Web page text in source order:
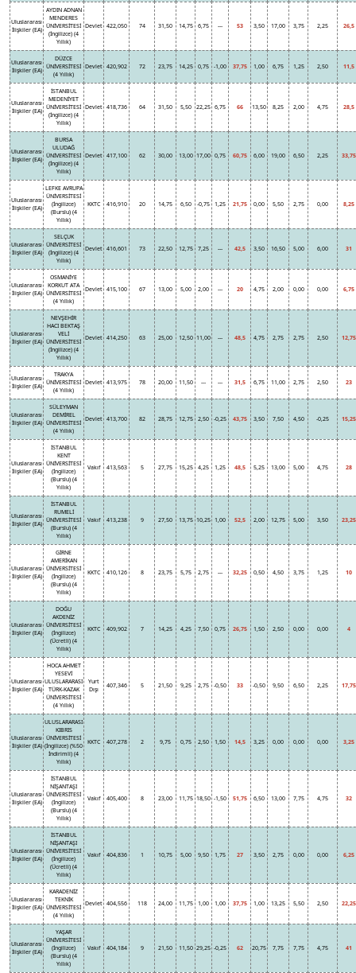
Uluslararası
İlişkiler (EA)
AYDIN ADNAN
MENDERES
ÜNİVERSİTESİ
(İngilizce) (4
Yıllık)
Devlet 422,050 74 31,50 14,75 6,75 --- 53 3,50 17,00 3,75 2,25 26,5
Uluslararası
İlişkiler (EA)
DÜZCE
ÜNİVERSİTESİ
(4 Yıllık)
Devlet 420,902 72 23,75 14,25 0,75 -1,00 37,75 1,00 6,75 1,25 2,50 11,5
Uluslararası
İlişkiler (EA)
İSTANBUL
MEDENİYET
ÜNİVERSİTESİ
(İngilizce) (4
Yıllık)
Devlet 418,736 64 31,50 5,50 22,25 6,75 66 13,50 8,25 2,00 4,75 28,5
Uluslararası
İlişkiler (EA)
BURSA
ULUDAĞ
ÜNİVERSİTESİ
(İngilizce) (4
Yıllık)
Devlet 417,100 62 30,00 13,00 17,00 0,75 60,75 6,00 19,00 6,50 2,25 33,75
Uluslararası
İlişkiler (EA)
LEFKE AVRUPA
ÜNİVERSİTESİ
(İngilizce)
(Burslu) (4
Yıllık)
KKTC 416,910 20 14,75 6,50 -0,75 1,25 21,75 0,00 5,50 2,75 0,00 8,25
Uluslararası
İlişkiler (EA)
SELÇUK
ÜNİVERSİTESİ
(İngilizce) (4
Yıllık)
Devlet 416,601 73 22,50 12,75 7,25 --- 42,5 3,50 16,50 5,00 6,00 31
Uluslararası
İlişkiler (EA)
OSMANİYE
KORKUT ATA
ÜNİVERSİTESİ
(4 Yıllık)
Devlet 415,100 67 13,00 5,00 2,00 --- 20 4,75 2,00 0,00 0,00 6,75
Uluslararası
İlişkiler (EA)
NEVŞEHİR
HACI BEKTAŞ
VELİ
ÜNİVERSİTESİ
(İngilizce) (4
Yıllık)
Devlet 414,250 63 25,00 12,50 11,00 --- 48,5 4,75 2,75 2,75 2,50 12,75
Uluslararası
İlişkiler (EA)
TRAKYA
ÜNİVERSİTESİ
(4 Yıllık)
Devlet 413,975 78 20,00 11,50 --- --- 31,5 6,75 11,00 2,75 2,50 23
Uluslararası
İlişkiler (EA)
SÜLEYMAN
DEMİREL
ÜNİVERSİTESİ
(4 Yıllık)
Devlet 413,700 82 28,75 12,75 2,50 -0,25 43,75 3,50 7,50 4,50 -0,25 15,25
Uluslararası
İlişkiler (EA)
İSTANBUL
KENT
ÜNİVERSİTESİ
(İngilizce)
(Burslu) (4
Yıllık)
Vakıf 413,563 5 27,75 15,25 4,25 1,25 48,5 5,25 13,00 5,00 4,75 28
Uluslararası
İlişkiler (EA)
İSTANBUL
RUMELİ
ÜNİVERSİTESİ
(Burslu) (4
Yıllık)
Vakıf 413,238 9 27,50 13,75 10,25 1,00 52,5 2,00 12,75 5,00 3,50 23,25
Uluslararası
İlişkiler (EA)
GİRNE
AMERİKAN
ÜNİVERSİTESİ
(İngilizce)
(Burslu) (4
Yıllık)
KKTC 410,126 8 23,75 5,75 2,75 --- 32,25 0,50 4,50 3,75 1,25 10
Uluslararası
İlişkiler (EA)
DOĞU
AKDENİZ
ÜNİVERSİTESİ
(İngilizce)
(Ücretli) (4
Yıllık)
KKTC 409,902 7 14,25 4,25 7,50 0,75 26,75 1,50 2,50 0,00 0,00 4
Uluslararası
İlişkiler (EA)
HOCA AHMET
YESEVİ
ULUSLARARASI
TÜRK-KAZAK
ÜNİVERSİTESİ
(4 Yıllık)
Yurt
Dışı
407,346 5 21,50 9,25 2,75 -0,50 33 -0,50 9,50 6,50 2,25 17,75
Uluslararası
İlişkiler (EA)
ULUSLARARASI
KIBRIS
ÜNİVERSİTESİ
(İngilizce) (%50
İndirimli) (4
Yıllık)
KKTC 407,278 2 9,75 0,75 2,50 1,50 14,5 3,25 0,00 0,00 0,00 3,25
Uluslararası
İlişkiler (EA)
İSTANBUL
NİŞANTAŞI
ÜNİVERSİTESİ
(İngilizce)
(Burslu) (4
Yıllık)
Vakıf 405,400 8 23,00 11,75 18,50 -1,50 51,75 6,50 13,00 7,75 4,75 32
Uluslararası
İlişkiler (EA)
İSTANBUL
NİŞANTAŞI
ÜNİVERSİTESİ
(İngilizce)
(Ücretli) (4
Yıllık)
Vakıf 404,836 1 10,75 5,00 9,50 1,75 27 3,50 2,75 0,00 0,00 6,25
Uluslararası
İlişkiler (EA)
KARADENİZ
TEKNİK
ÜNİVERSİTESİ
(4 Yıllık)
Devlet 404,556 118 24,00 11,75 1,00 1,00 37,75 1,00 13,25 5,50 2,50 22,25
Uluslararası
İlişkiler (EA)
YAŞAR
ÜNİVERSİTESİ
(İngilizce)
(Burslu) (4
Yıllık)
Vakıf 404,184 9 21,50 11,50 29,25 -0,25 62 20,75 7,75 7,75 4,75 41